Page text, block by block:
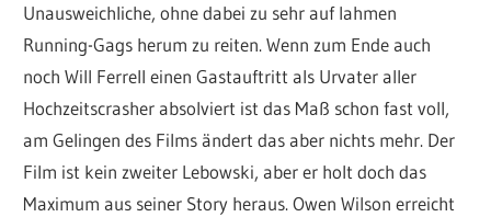
Unausweichliche, ohne dabei zu sehr auf lahmen
Running-Gags herum zu reiten. Wenn zum Ende auch
noch Will Ferrell einen Gastauftritt als Urvater aller
Hochzeitscrasher absolviert ist das Maß schon fast voll,
am Gelingen des Films ändert das aber nichts mehr. Der
Film ist kein zweiter Lebowski, aber er holt doch das
Maximum aus seiner Story heraus. Owen Wilson erreicht